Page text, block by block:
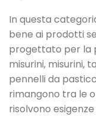
In questa
bene ai prodotti
progettato per la
misurini, misurini,
pennelli da
rimangono tra le
risolvono